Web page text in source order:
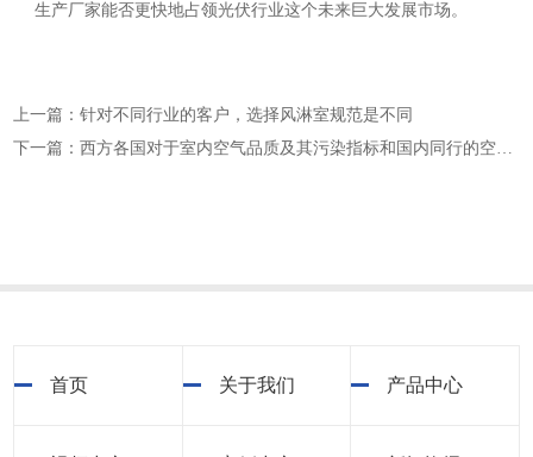
生产厂家能否更快地占领光伏行业这个未来巨大发展市场。
上一篇：针对不同行业的客户，选择风淋室规范是不同
下一篇：西方各国对于室内空气品质及其污染指标和国内同行的空气过滤器厂家有所不同
首页 关于我们 产品中心